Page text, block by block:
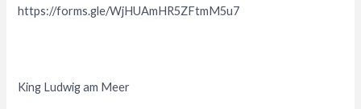
https://forms.gle/WjHUAmHR5ZFtmM5u7
King Ludwig am Meer